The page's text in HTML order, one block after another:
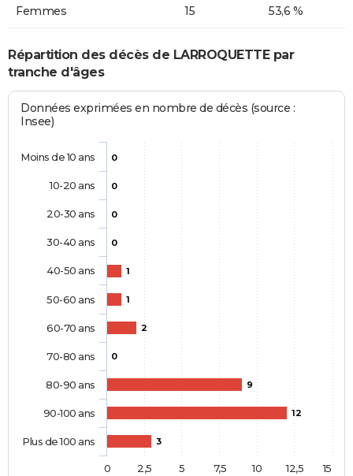
Femmes 15 53,6 %
Répartition des décès de LARROQUETTE par
tranche d'âges
Données exprimées en nombre de décès (source :
Insee)
0
0
0
0
1
1
2
0
9
12
3
Moins de 10 ans
10-20 ans
20-30 ans
30-40 ans
40-50 ans
50-60 ans
60-70 ans
70-80 ans
80-90 ans
90-100 ans
Plus de 100 ans
0 2,5 5 7,5 10 12,5 15